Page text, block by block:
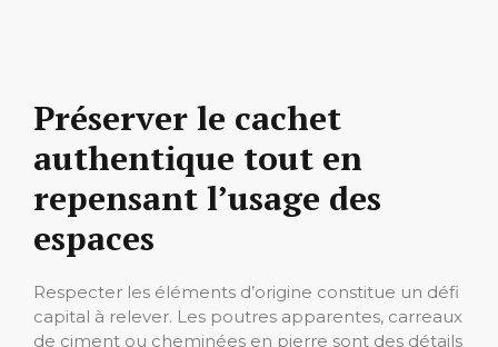
Préserver le cachet
authentique tout en
repensant l’usage des
espaces
Respecter les éléments d’origine constitue un défi
capital à relever. Les poutres apparentes, carreaux
de ciment ou cheminées en pierre sont des détails